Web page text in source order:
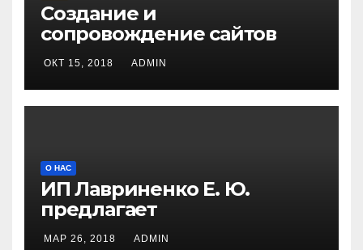
Создание и
сопровождение сайтов
ОКТ 15, 2018 ADMIN
О НАС
ИП Лавриненко Е. Ю.
предлагает
МАР 26, 2018 ADMIN